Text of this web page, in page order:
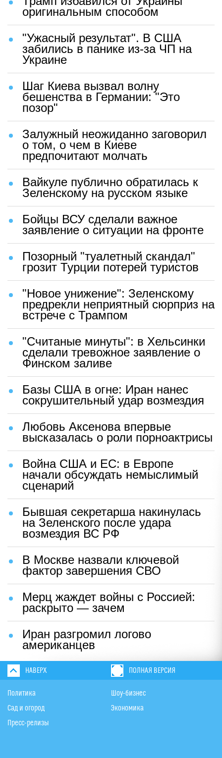
оригинальным способом
"Ужасный результат". В США
забились в панике из-за ЧП на
Украине
Шаг Киева вызвал волну
бешенства в Германии: "Это
позор"
Залужный неожиданно заговорил
о том, о чем в Киеве
предпочитают молчать
Вайкуле публично обратилась к
Зеленскому на русском языке
Бойцы ВСУ сделали важное
заявление о ситуации на фронте
Позорный "туалетный скандал"
грозит Турции потерей туристов
"Новое унижение": Зеленскому
предрекли неприятный сюрприз на
встрече с Трампом
"Считаные минуты": в Хельсинки
сделали тревожное заявление о
Финском заливе
Базы США в огне: Иран нанес
сокрушительный удар возмездия
Любовь Аксенова впервые
высказалась о роли порноактрисы
Война США и ЕС: в Европе
начали обсуждать немыслимый
сценарий
Бывшая секретарша накинулась
на Зеленского после удара
возмездия ВС РФ
В Москве назвали ключевой
фактор завершения СВО
Мерц жаждет войны с Россией:
раскрыто — зачем
Иран разгромил логово
американцев
НАВЕРХ ПОЛНАЯ ВЕРСИЯ
Политика
Сад и огород
Пресс-релизы
Шоу-бизнес
Экономика